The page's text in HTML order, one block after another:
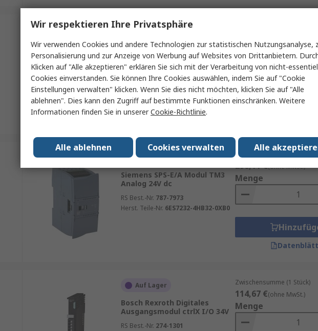
Auf Lager
Siemens Digitales E/A-Modul
SIMATIC ET 200SP Digital 24V
dc
RS Best.-Nr.203-4210
Herst. Teile-Nr.6ES7131-6BH01-0BA0
Menge
Auf Lager
Siemens SPS-E/A Modul TM3
Analog 24V dc
RS Best.-Nr. 787-7973
Herst. Teile-Nr. 6ES7232-4HB32-0XB0
Zwischensumme (1 Stück)
296,11 €(ohne MwSt.)
Menge
Auf Lager
Bosch Rexroth Digitales
Ausgangsmodul ctrlX I/O 34V
RS Best.-Nr. 274-1301
Zwischensumme (1 Stück)
114,67 €(ohne MwSt.)
Menge
Wir respektieren Ihre Privatsphäre
Wir verwenden Cookies und andere Technologien zur statistischen Nutzungsanalyse,
Personalisierung und zur Anzeige von Werbung auf Websites von Drittanbietern.
Klicken auf "Alle akzeptieren" erklären Sie sich mit der Verarbeitung von nicht-
Cookies einverstanden. Sie können Ihre Cookies auswählen, indem Sie auf "Cookie
Einstellungen verwalten" klicken. Wenn Sie dies nicht möchten, klicken Sie auf "Alle
ablehnen". Dies kann den Zugriff auf bestimmte Funktionen einschränken. Weitere
Informationen finden Sie in unsererCookie-Richtlinie.
Alle
Cookies verwalten
Alle ablehnen